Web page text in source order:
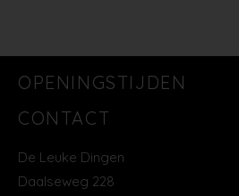
OPENINGSTIJDEN
CONTACT
De Leuke Dingen
Daalseweg 228